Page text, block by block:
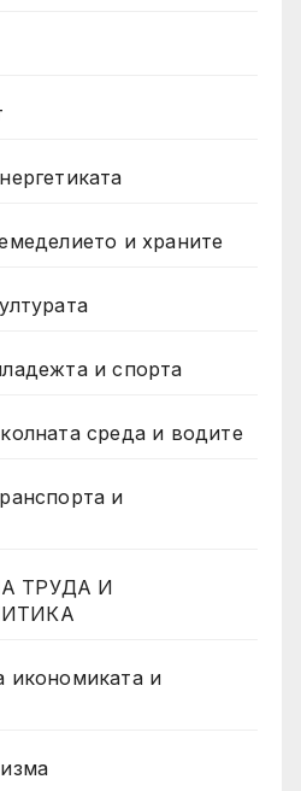
и храните
и спорта
среда и водите
и
ТРУДА И
икономиката и